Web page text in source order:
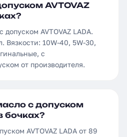
AVTOVAZ
AVTOVAZ LADA.
Вязкости: 10W-40, 5W-30,
с
от производителя.
с допуском
бочках?
AVTOVAZ LADA от 89